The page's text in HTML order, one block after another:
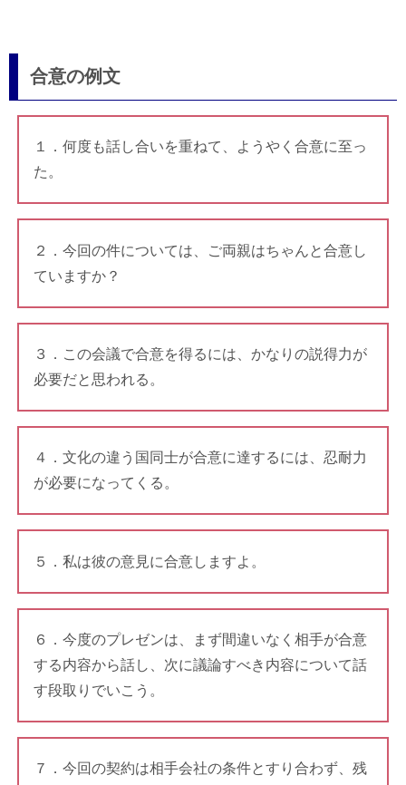
合意の例文
１．何度も話し合いを重ねて、ようやく合意に至っ
た。
２．今回の件については、ご両親はちゃんと合意し
ていますか？
３．この会議で合意を得るには、かなりの説得力が
必要だと思われる。
４．文化の違う国同士が合意に達するには、忍耐力
が必要になってくる。
５．私は彼の意見に合意しますよ。
６．今度のプレゼンは、まず間違いなく相手が合意
する内容から話し、次に議論すべき内容について話
す段取りでいこう。
７．今回の契約は相手会社の条件とすり合わず、残